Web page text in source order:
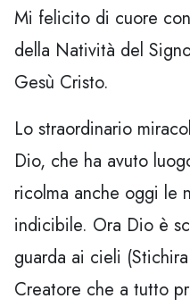
Mi felicito di cuore
della Natività del
Gesù Cristo.
Lo straordinario
Dio, che ha avuto
ricolma anche oggi le
indicibile. Ora Dio è
guarda ai cieli
Creatore che a tutto